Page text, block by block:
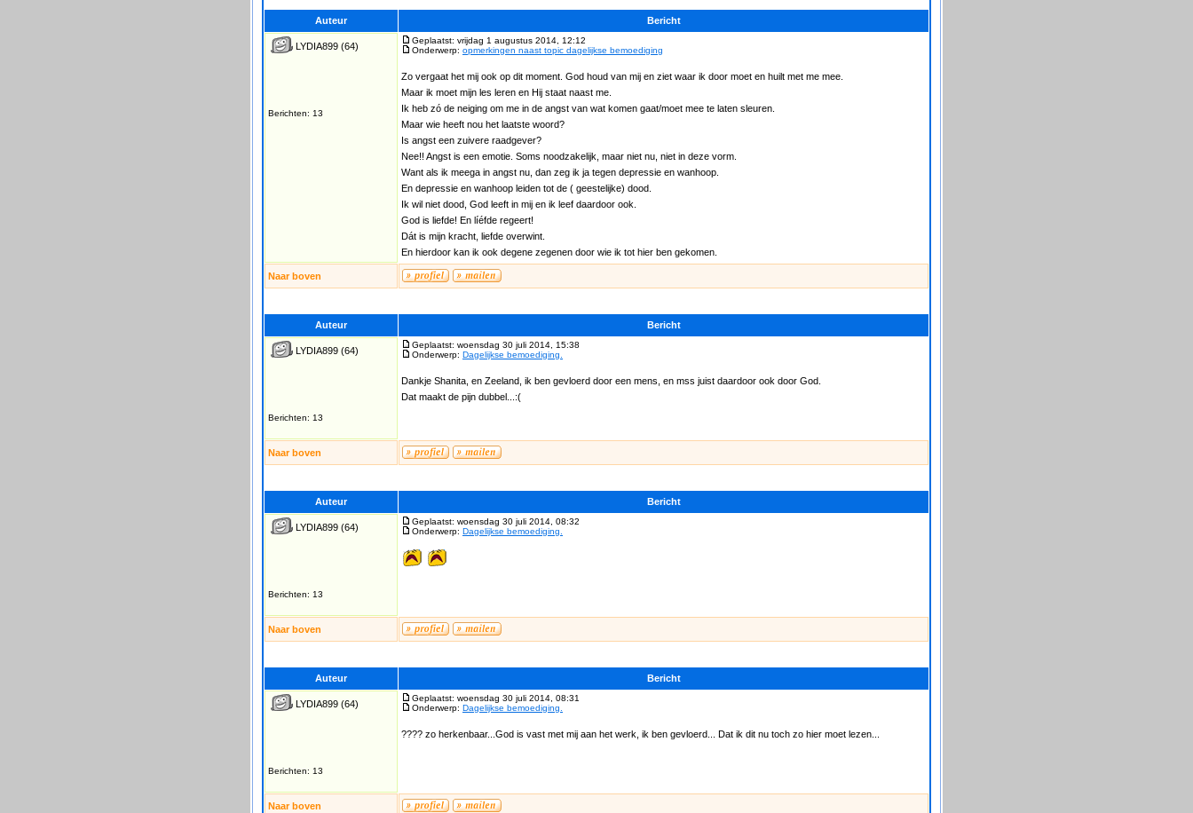
Auteur Bericht
LYDIA899 (64)
Berichten: 13
Geplaatst: vrijdag 1 augustus 2014, 12:12
Onderwerp: opmerkingen naast topic dagelijkse bemoediging
Zo vergaat het mij ook op dit moment. God houd van mij en ziet waar ik door moet en huilt met me mee.
Maar ik moet mijn les leren en Hij staat naast me.
Ik heb zó de neiging om me in de angst van wat komen gaat/moet mee te laten sleuren.
Maar wie heeft nou het laatste woord?
Is angst een zuivere raadgever?
Nee!! Angst is een emotie. Soms noodzakelijk, maar niet nu, niet in deze vorm.
Want als ik meega in angst nu, dan zeg ik ja tegen depressie en wanhoop.
En depressie en wanhoop leiden tot de ( geestelijke) dood.
Ik wil niet dood, God leeft in mij en ik leef daardoor ook.
God is liefde! En líéfde regeert!
Dát is mijn kracht, liefde overwint.
En hierdoor kan ik ook degene zegenen door wie ik tot hier ben gekomen.
Naar boven
Auteur Bericht
LYDIA899 (64)
Berichten: 13
Geplaatst: woensdag 30 juli 2014, 15:38
Onderwerp: Dagelijkse bemoediging.
Dankje Shanita, en Zeeland, ik ben gevloerd door een mens, en mss juist daardoor ook door God.
Dat maakt de pijn dubbel...:(
Naar boven
Auteur Bericht
LYDIA899 (64)
Berichten: 13
Geplaatst: woensdag 30 juli 2014, 08:32
Onderwerp: Dagelijkse bemoediging.
Naar boven
Auteur Bericht
LYDIA899 (64)
Berichten: 13
Geplaatst: woensdag 30 juli 2014, 08:31
Onderwerp: Dagelijkse bemoediging.
???? zo herkenbaar...God is vast met mij aan het werk, ik ben gevloerd... Dat ik dit nu toch zo hier moet lezen...
Naar boven